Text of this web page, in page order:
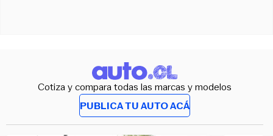
Cotiza y compara todas las marcas y modelos
PUBLICA TU AUTO ACÁ